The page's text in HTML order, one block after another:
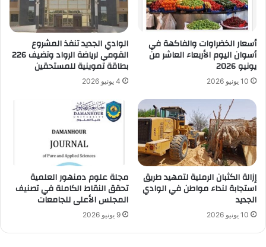
أسعار الخضراوات والفاكهة في
أسوان اليوم الأربعاء العاشر من
يونيو 2026
10 يونيو 2026
الوادي الجديد تنفذ المشروع
القومي لرياضة الرواد وتضيف 226
بطاقة تموينية للمستحقين
4 يونيو 2026
إزالة الكثبان الرملية لتمهيد طريق
استجابة لنداء مواطن في الوادي
الجديد
10 يونيو 2026
مجلة علوم دمنهور العلمية
تحقق النقاط الكاملة في تصنيف
المجلس الأعلى للجامعات
9 يونيو 2026